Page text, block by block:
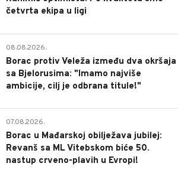
četvrta ekipa u ligi
08.08.2026.
Borac protiv Veleža između dva okršaja
sa Bjelorusima: "Imamo najviše
ambicije, cilj je odbrana titule!"
07.08.2026.
Borac u Mađarskoj obilježava jubilej:
Revanš sa ML Vitebskom biće 50.
nastup crveno-plavih u Evropi!